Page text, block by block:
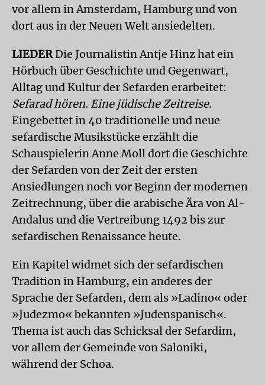
vor allem in Amsterdam, Hamburg und von
dort aus in der Neuen Welt ansiedelten.
LIEDERDie Journalistin Antje Hinz hat ein
Hörbuch über Geschichte und Gegenwart,
Alltag und Kultur der Sefarden erarbeitet:
Sefarad hören. Eine jüdische Zeitreise.
Eingebettet in 40 traditionelle und neue
sefardische Musikstücke erzählt die
Schauspielerin Anne Moll dort die Geschichte
der Sefarden von der Zeit der ersten
Ansiedlungen noch vor Beginn der modernen
Zeitrechnung, über die arabische Ära von Al-
Andalus und die Vertreibung 1492 bis zur
sefardischen Renaissance heute.
Ein Kapitel widmet sich der sefardischen
Tradition in Hamburg, ein anderes der
Sprache der Sefarden, dem als »Ladino« oder
»Judezmo« bekannten »Judenspanisch«.
Thema ist auch das Schicksal der Sefardim,
vor allem der Gemeinde von Saloniki,
während der Schoa.